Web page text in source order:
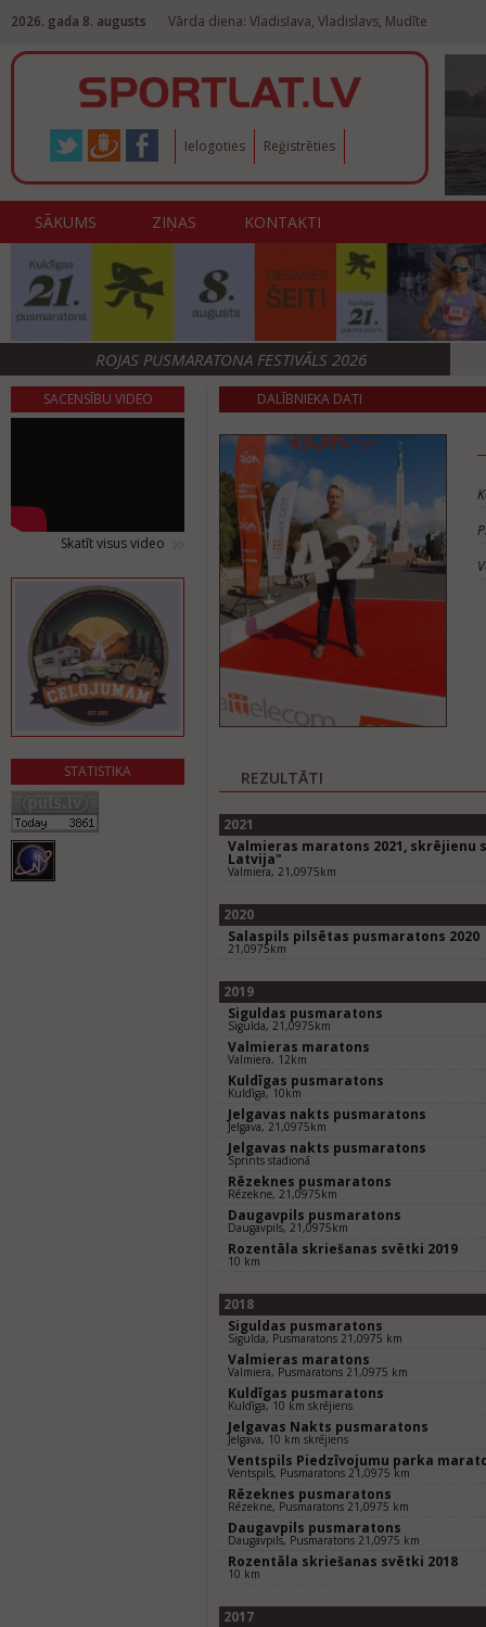
2026. gada 8. augusts Vārda diena: Vladislava, Vladislavs, Mudīte
Ielogoties Reģistrēties
SĀKUMS ZIŅAS KONTAKTI
ROJAS PUSMARATONA FESTIVĀLS 2026
SACENSĪBU VIDEO
Skatīt visus video
STATISTIKA
DALĪBNIEKA DATI
REZULTĀTI
2021
Valmieras maratons 2021, skrējienu
Latvija"
Valmiera, 21,0975km
2020
Salaspils pilsētas pusmaratons 2020
21,0975km
2019
Siguldas pusmaratons
Sigulda, 21,0975km
Valmieras maratons
Valmiera, 12km
Kuldīgas pusmaratons
Kuldīga, 10km
Jelgavas nakts pusmaratons
Jelgava, 21,0975km
Jelgavas nakts pusmaratons
Sprints stadionā
Rēzeknes pusmaratons
Rēzekne, 21,0975km
Daugavpils pusmaratons
Daugavpils, 21,0975km
Rozentāla skriešanas svētki 2019
10 km
2018
Siguldas pusmaratons
Sigulda, Pusmaratons 21,0975 km
Valmieras maratons
Valmiera, Pusmaratons 21,0975 km
Kuldīgas pusmaratons
Kuldīga, 10 km skrējiens
Jelgavas Nakts pusmaratons
Jelgava, 10 km skrējiens
Ventspils Piedzīvojumu parka
Ventspils, Pusmaratons 21,0975 km
Rēzeknes pusmaratons
Rēzekne, Pusmaratons 21,0975 km
Daugavpils pusmaratons
Daugavpils, Pusmaratons 21,0975 km
Rozentāla skriešanas svētki 2018
10 km
2017